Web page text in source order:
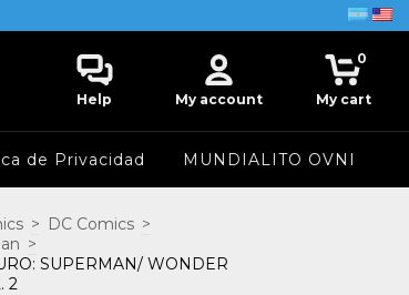
Help My account My cart
0
de Privacidad MUNDIALITO OVNI
> DC Comics >
>
SUPERMAN/ WONDER
2